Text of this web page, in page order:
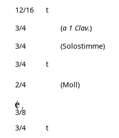
12/16
t
3/4 (a 1 Clav.)
3/4
(Solostimme)
3/4
t
2/4 (Moll)
,
3/8
3/4
t